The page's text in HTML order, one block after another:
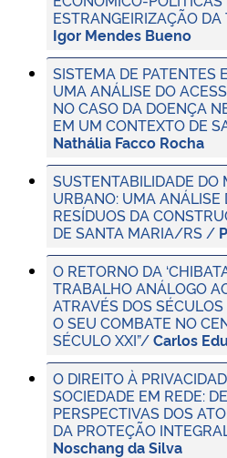
ESTRANGEIRIZAÇÃO
Igor Mendes Bueno
SISTEMA DE PATENTES
UMA ANÁLISE DO
NO CASO DA DOENÇA
EM UM CONTEXTO DE
Nathália Facco Rocha
SUSTENTABILIDADE DO
URBANO: UMA ANÁLISE
RESÍDUOS DA
DE SANTA MARIA/RS /
O RETORNO DA
TRABALHO ANÁLOGO
ATRAVÉS DOS
O SEU COMBATE NO
SÉCULO XXI”/Carlos
O DIREITO À
SOCIEDADE EM REDE:
PERSPECTIVAS DOS
DA PROTEÇÃO
Noschang da Silva